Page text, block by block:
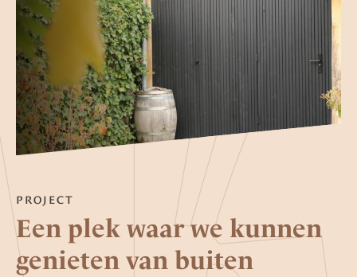
PROJECT
Een plek waar we kunnen
genieten van buiten